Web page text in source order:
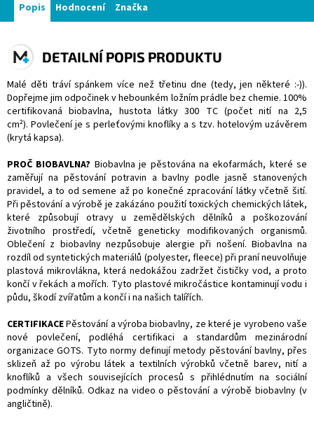
Popis Hodnocení Značka
DETAILNÍ POPIS PRODUKTU
Malé děti tráví spánkem více než třetinu dne (tedy, jen některé :-)).
Dopřejme jim odpočinek v hebounkém ložním prádle bez chemie. 100%
certifikovaná biobavlna, hustota látky 300 TC (počet nití na 2,5
cm²). Povlečení je s perleťovými knoflíky a s tzv. hotelovým uzávěrem
(krytá kapsa).
PROČ BIOBAVLNA? Biobavlna je pěstována na ekofarmách, které se
zaměřují na pěstování potravin a bavlny podle jasně stanovených
pravidel, a to od semene až po konečné zpracování látky včetně šití.
Při pěstování a výrobě je zakázáno použití toxických chemických látek,
které způsobují otravy u zemědělských dělníků a poškozování
životního prostředí, včetně geneticky modifikovaných organismů.
Oblečení z biobavlny nezpůsobuje alergie při nošení. Biobavlna na
rozdíl od syntetických materiálů (polyester, fleece) při praní neuvolňuje
plastová mikrovlákna, která nedokážou zadržet čističky vod, a proto
končí v řekách a mořích. Tyto plastové mikročástice kontaminují vodu i
půdu, škodí zvířatům a končí i na našich talířích.
CERTIFIKACEPěstování a výroba biobavlny, ze které je vyrobeno vaše
nové povlečení, podléhá certifikaci a standardům mezinárodní
organizace GOTS. Tyto normy definují metody pěstování bavlny, přes
sklizeň až po výrobu látek a textilních výrobků včetně barev, nití a
knoflíků a všech souvisejících procesů s přihlédnutím na sociální
podmínky dělníků. Odkaz na video o pěstování a výrobě biobavlny (v
angličtině).